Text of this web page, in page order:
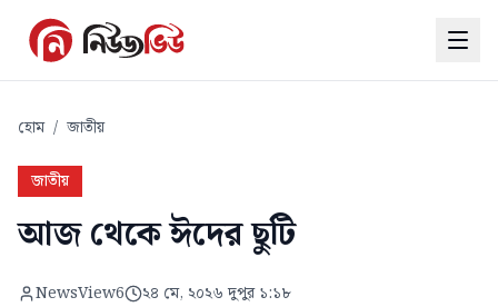
হোম / জাতীয়
জাতীয়
আজ থেকে ঈদের ছুটি
NewsView6 ২৪ মে, ২০২৬ দুপুর ১:১৮